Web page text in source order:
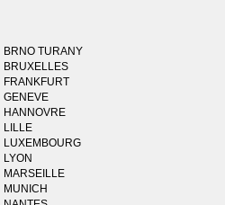
BRNO TURANY
BRUXELLES
FRANKFURT
GENEVE
HANNOVRE
LILLE
LUXEMBOURG
LYON
MARSEILLE
MUNICH